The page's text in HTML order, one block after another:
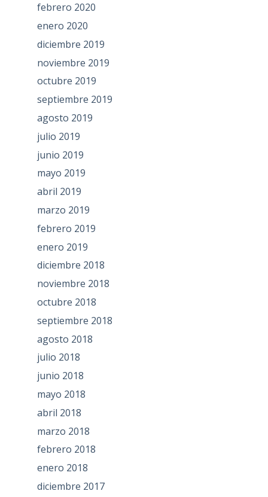
febrero 2020
enero 2020
diciembre 2019
noviembre 2019
octubre 2019
septiembre 2019
agosto 2019
julio 2019
junio 2019
mayo 2019
abril 2019
marzo 2019
febrero 2019
enero 2019
diciembre 2018
noviembre 2018
octubre 2018
septiembre 2018
agosto 2018
julio 2018
junio 2018
mayo 2018
abril 2018
marzo 2018
febrero 2018
enero 2018
diciembre 2017